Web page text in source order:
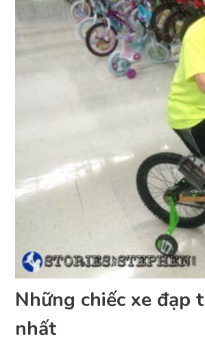
Những chiếc xe đạp
nhất